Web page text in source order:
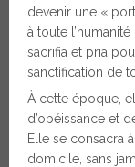
devenir une «
à toute
sacrifia et pria
sanctification de
À cette époque,
d’obéissance et
Elle se consacra
domicile, sans